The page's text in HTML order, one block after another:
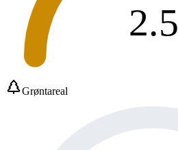
2.5
Grøntareal